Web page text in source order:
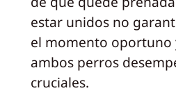
estar unidos no
el momento oportuno
ambos perros
cruciales.